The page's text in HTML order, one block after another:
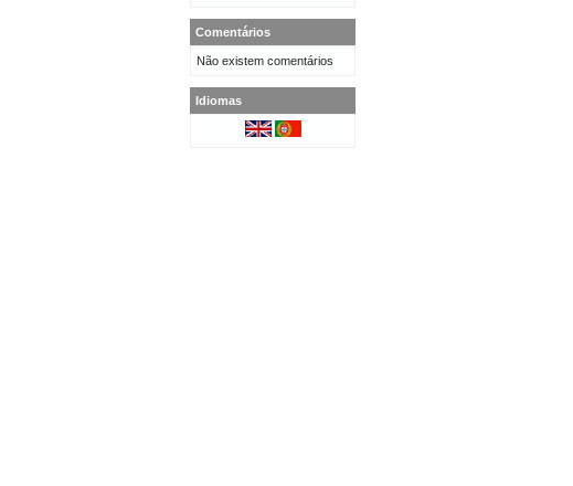
Comentários
Não existem comentários
Idiomas